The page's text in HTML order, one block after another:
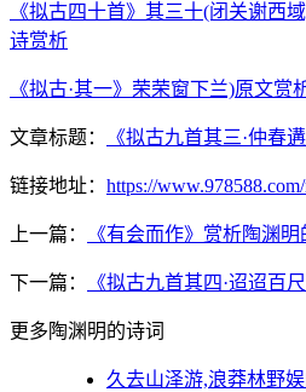
《拟古四十首》其三十(闭关谢西
诗赏析
《拟古·其一》荣荣窗下兰)原文
文章标题： 《拟古九首其三·仲春
链接地址： https://
上一篇： 《有会而作》赏析陶渊明
下一篇： 《拟古九首其四·迢迢百
更多陶渊明的诗词
久去山泽游,浪莽林野